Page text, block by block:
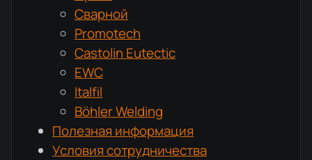
Сварной
Promotech
Castolin Eutectic
EWC
Italfil
Böhler Welding
Полезная информация
Условия сотрудничества